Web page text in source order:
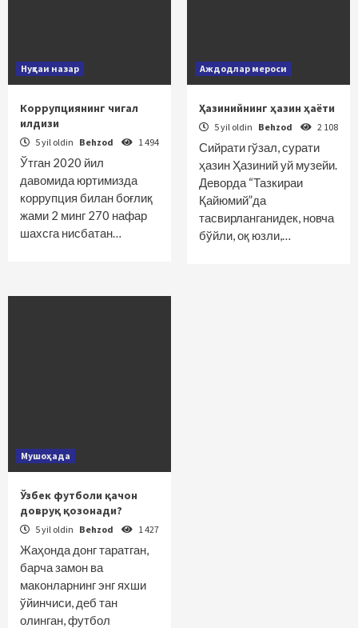
Нуқтаи назар
Коррупциянинг чигал
илдизи
5 yil oldin Behzod 1 494
Ўтган 2020 йил
давомида юртимизда
коррупция билан боғлиқ
жами 2 минг 270 нафар
шахсга нисбатан…
Аждодлар мероси
Ҳазинийнинг ҳазин ҳаёти
5 yil oldin Behzod 2 108
Сийрати гўзал, сурати
ҳазин Ҳазиний уй музейи.
Деворда “Тазкираи
Қайюмий”да
тасвирланганидек, новча
бўйли, оқ юзли,…
Мушоҳада
Ўзбек футболи қачон
довруқ қозонади?
5 yil oldin Behzod 1 427
Жаҳонда донг таратган,
барча замон ва
маконларнинг энг яхши
ўйинчиси, деб тан
олинган, футбол